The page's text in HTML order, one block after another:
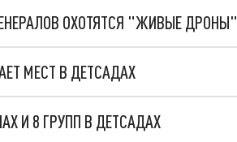
ОХОТЯТСЯ "ЖИВЫЕ ДРОНЫ"
МЕСТ В ДЕТСАДАХ
И 8 ГРУПП В ДЕТСАДАХ